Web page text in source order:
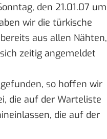
den 21.01.07 um
wir die türkische
aus allen Nähten,
zeitig angemeldet
so hoffen wir
die auf der Warteliste
die auf der